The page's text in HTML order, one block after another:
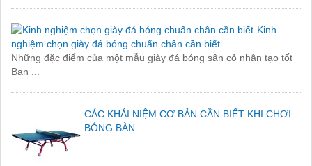
Kinh
nghiệm chọn giày đá bóng chuẩn chân cần biết
Những đặc điểm của một mẫu giày đá bóng sân cỏ nhân tạo tốt
Bạn ...
CÁC KHÁI NIỆM CƠ BẢN CẦN BIẾT KHI CHƠI
BÓNG BÀN